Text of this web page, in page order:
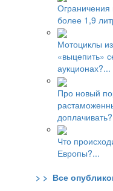
более 1,9
Мотоциклы
«выцепить»
аукционах?...
Про новый
Что
Европы?...
> > Все